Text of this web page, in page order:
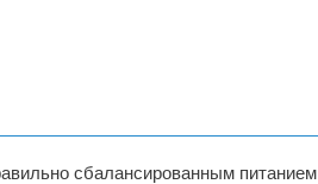
сбалансированным питанием